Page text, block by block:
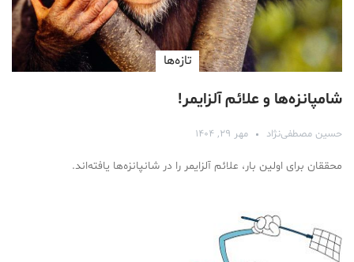
تازه‌ها
شامپانزه‌ها و علائم آلزایمر!
حسین مصطفی‌نژاد مهر ۲۹, ۱۴۰۴
محققان برای اولین بار، علائم آلزایمر را در شانپانزه‌ها یافته‌اند.